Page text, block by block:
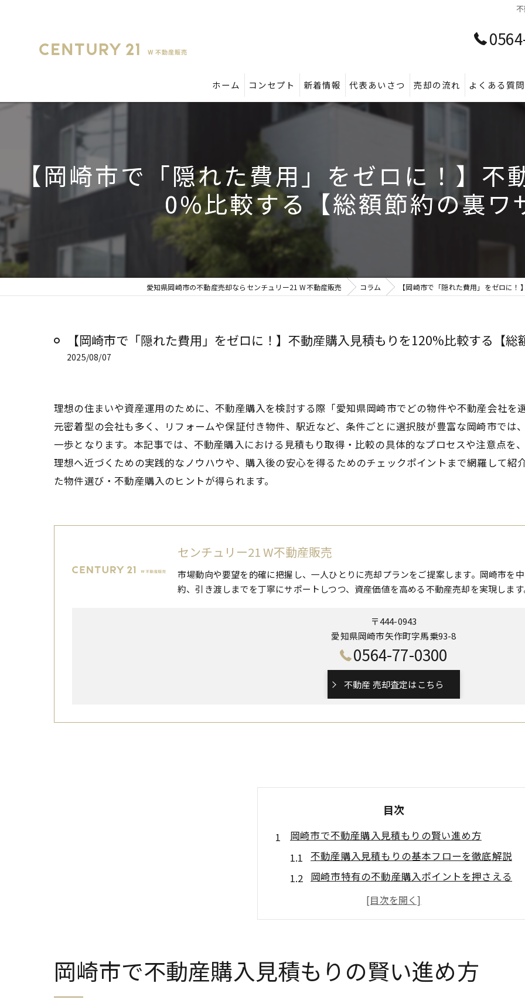
ホーム コンセプト 新着情報 代表あいさつ 売却の流れ よくある質問
【岡崎市で「隠れた費用」をゼロに！】
0%比較する【総額節約の裏ワ
愛知県岡崎市の不動産売却ならセンチュリー21 W不動産販売 コラム 【岡崎市で「隠れた費用」をゼロに
【岡崎市で「隠れた費用」をゼロに！】不動産購入見積もりを120%比較する【総
2025/08/07
理想の住まいや資産運用のために、不動産購入を検討する際「愛知県岡崎市でどの物件や不動産会社
元密着型の会社も多く、リフォームや保証付き物件、駅近など、条件ごとに選択肢が豊富な岡崎市では
一歩となります。本記事では、不動産購入における見積もり取得・比較の具体的なプロセスや注意点を
理想へ近づくための実践的なノウハウや、購入後の安心を得るためのチェックポイントまで網羅して紹
た物件選び・不動産購入のヒントが得られます。
センチュリー21 W不動産販売
市場動向や要望を的確に把握し、一人ひとりに売却プランをご提案します。岡崎市を
約、引き渡しまでを丁寧にサポートしつつ、資産価値を高める不動産売却を実現しま
〒444-0943
愛知県岡崎市矢作町字馬乗93-8
0564-77-0300
不動産 売却査定はこちら
目次
岡崎市で不動産購入見積もりの賢い進め方
不動産購入見積もりの基本フローを徹底解説
岡崎市特有の不動産購入ポイントを押さえる
複数社で見積もりを取るメリットと注意点
信頼できる不動産会社選びのコツを紹介
不動産購入に役立つ無料サービス活用法
理想の住まい探しは見積もり比較から始まる
岡崎市で不動産購入見積もりの賢い進め方